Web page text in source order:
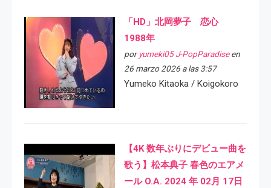
「HD」北岡夢子 恋心
1988年
por yumeki05 J-PopParadiseen
26 marzo 2026 a las 3:57
Yumeko Kitaoka / Koigokoro
【4K 数年ぶりにデビュー曲を
歌う】松本典子 春色のエアメ
ール O.A. 2024 年 02月 17日